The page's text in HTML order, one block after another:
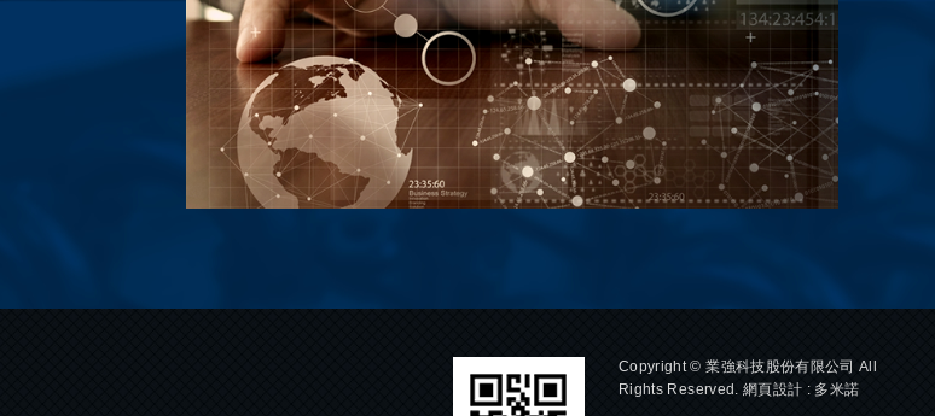
Copyright © 業強科技股份有限公司 All
Rights Reserved. 網頁設計 : 多米諾